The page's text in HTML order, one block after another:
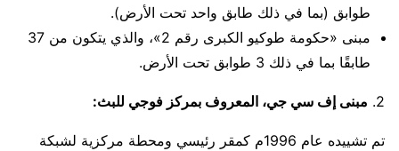
طوابق (بما في ذلك طابق واحد تحت الأرض).
مبنى «حكومة طوكيو الكبرى رقم 2»، والذي يتكون من 37
طابقًا بما في ذلك 3 طوابق تحت الأرض.
2. مبنى إف سي جي، المعروف بمركز فوجي للبث:
تم تشييده عام 1996م كمقر رئيسي ومحطة مركزية لشبكة